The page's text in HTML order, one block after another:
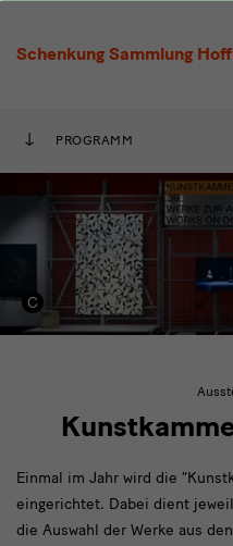
Schenkung Sammlung
Gegenwart
PROGRAMM
Einmal im Jahr wird die
eingerichtet. Dabei dient
die Auswahl der Werke aus